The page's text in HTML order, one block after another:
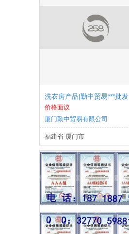
洗衣房产品|勤中贸易***批发
价格面议
厦门勤中贸易有限公司
福建省-厦门市